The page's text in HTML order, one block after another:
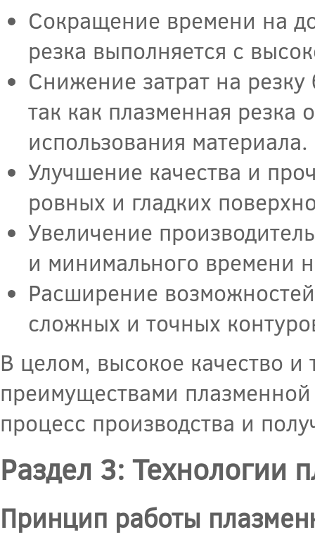
Сокращение времени на
резка выполняется с
Снижение затрат на
так как плазменная резка
использования материала.
Улучшение качества и
ровных и гладких
Увеличение
и минимального времени
Расширение
сложных и точных
В целом, высокое качество и
преимуществами
процесс производства и
Раздел 3: Технологии
Принцип работы